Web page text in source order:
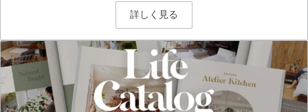
詳しく見る